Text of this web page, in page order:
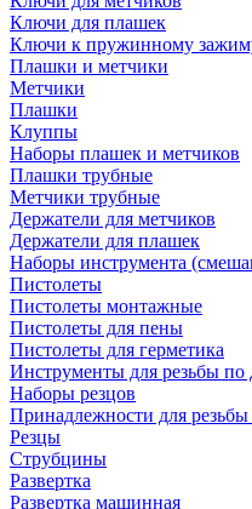
Ключи для плашек
Ключи к пружинному
Плашки и метчики
Метчики
Плашки
Клуппы
Наборы плашек и метчиков
Плашки трубные
Метчики трубные
Держатели для метчиков
Держатели для плашек
Наборы инструмента
Пистолеты
Пистолеты монтажные
Пистолеты для пены
Пистолеты для герметика
Инструменты для резьбы по
Наборы резцов
Принадлежности для резьбы
Резцы
Струбцины
Развертка
Развертка машинная